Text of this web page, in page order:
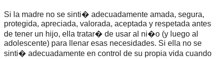
Si la madre no se sinti� adecuadamente amada, segura,
protegida, apreciada, valorada, aceptada y respetada antes
de tener un hijo, ella tratar� de usar al ni�o (y luego al
adolescente) para llenar esas necesidades. Si ella no se
sinti� adecuadamente en control de su propia vida cuando